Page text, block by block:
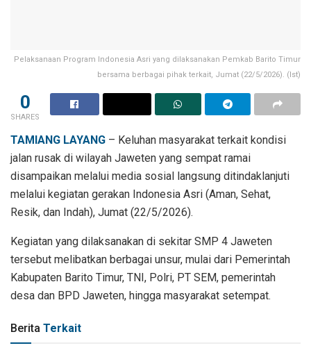
Pelaksanaan Program Indonesia Asri yang dilaksanakan Pemkab Barito Timur
bersama berbagai pihak terkait, Jumat (22/5/2026). (Ist)
0
SHARES
TAMIANG LAYANG – Keluhan masyarakat terkait kondisi
jalan rusak di wilayah Jaweten yang sempat ramai
disampaikan melalui media sosial langsung ditindaklanjuti
melalui kegiatan gerakan Indonesia Asri (Aman, Sehat,
Resik, dan Indah), Jumat (22/5/2026).
Kegiatan yang dilaksanakan di sekitar SMP 4 Jaweten
tersebut melibatkan berbagai unsur, mulai dari Pemerintah
Kabupaten Barito Timur, TNI, Polri, PT SEM, pemerintah
desa dan BPD Jaweten, hingga masyarakat setempat.
Berita Terkait